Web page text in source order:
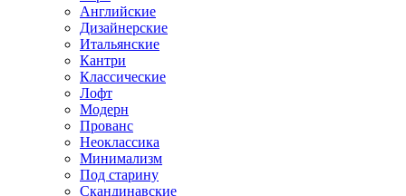
Английские
Дизайнерские
Итальянские
Кантри
Классические
Лофт
Модерн
Прованс
Неоклассика
Минимализм
Под старину
Скандинавские